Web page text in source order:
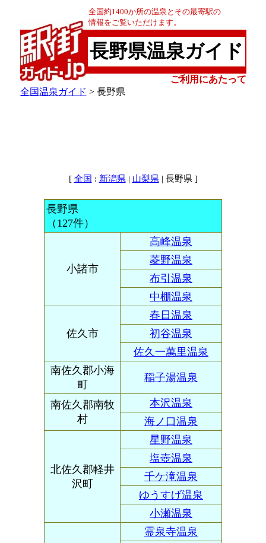
全国約1400か所の温泉とその最寄駅の
情報をご覧いただけます。
長野県温泉ガイド
ご利用にあたって
全国温泉ガイド > 長野県
[ 全国 : 新潟県 | 山梨県 | 長野県 ]
長野県
（127件）
小諸市
高峰温泉
菱野温泉
布引温泉
中棚温泉
佐久市
春日温泉
初谷温泉
佐久一萬里温泉
南佐久郡小海
町
稲子湯温泉
南佐久郡南牧
村
本沢温泉
海ノ口温泉
北佐久郡軽井
沢町
星野温泉
塩壺温泉
千ケ滝温泉
ゆうすげ温泉
小瀬温泉
霊泉寺温泉